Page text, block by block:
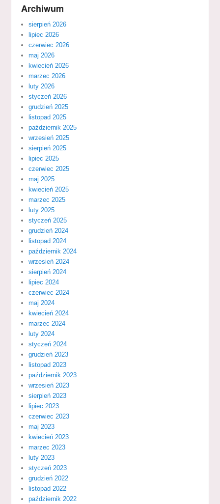
Archiwum
sierpień 2026
lipiec 2026
czerwiec 2026
maj 2026
kwiecień 2026
marzec 2026
luty 2026
styczeń 2026
grudzień 2025
listopad 2025
październik 2025
wrzesień 2025
sierpień 2025
lipiec 2025
czerwiec 2025
maj 2025
kwiecień 2025
marzec 2025
luty 2025
styczeń 2025
grudzień 2024
listopad 2024
październik 2024
wrzesień 2024
sierpień 2024
lipiec 2024
czerwiec 2024
maj 2024
kwiecień 2024
marzec 2024
luty 2024
styczeń 2024
grudzień 2023
listopad 2023
październik 2023
wrzesień 2023
sierpień 2023
lipiec 2023
czerwiec 2023
maj 2023
kwiecień 2023
marzec 2023
luty 2023
styczeń 2023
grudzień 2022
listopad 2022
październik 2022